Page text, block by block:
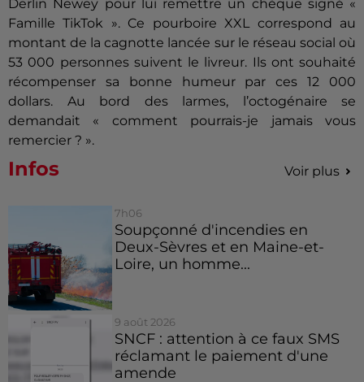
Derlin Newey pour lui remettre un chèque signé «
Famille TikTok ». Ce pourboire XXL correspond au
montant de la cagnotte lancée sur le réseau social où
53 000 personnes suivent le livreur. Ils ont souhaité
récompenser sa bonne humeur par ces 12 000
dollars. Au bord des larmes, l’octogénaire se
demandait « comment pourrais-je jamais vous
remercier ? ».
Infos Voir plus
7h06
Soupçonné d'incendies en
Deux-Sèvres et en Maine-et-
Loire, un homme...
9 août 2026
SNCF : attention à ce faux SMS
réclamant le paiement d'une
amende